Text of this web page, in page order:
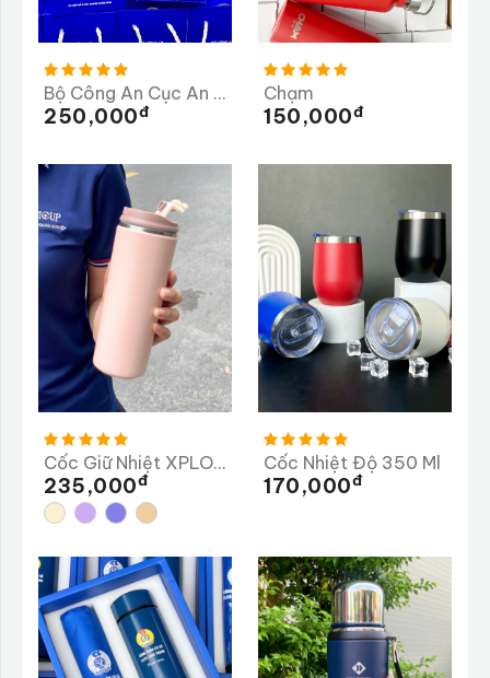
Bộ Công An Cục An Ninh Nội Địa
250,000Đ
Chạm
150,000Đ
Cốc Giữ Nhiệt XPLORY 480ML
235,000Đ
Cốc Nhiệt Độ 350 Ml
170,000Đ